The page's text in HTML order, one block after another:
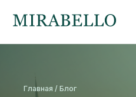
Главная / Блог